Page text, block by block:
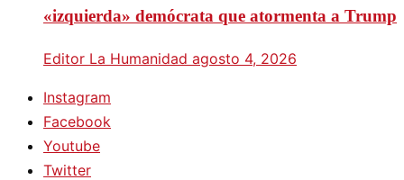
«izquierda» demócrata que atormenta a Trump
Editor La Humanidad agosto 4, 2026
Instagram
Facebook
Youtube
Twitter